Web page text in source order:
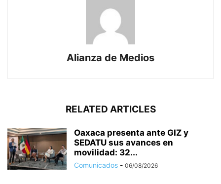
Alianza de Medios
RELATED ARTICLES
Oaxaca presenta ante GIZ y
SEDATU sus avances en
movilidad: 32...
Comunicados - 06/08/2026